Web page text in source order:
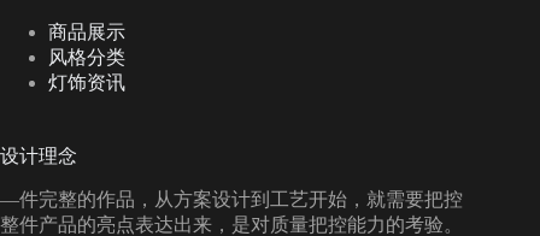
商品展示
风格分类
灯饰资讯
设计理念
—件完整的作品，从方案设计到工艺开始，就需要把控
整件产品的亮点表达出来，是对质量把控能力的考验。